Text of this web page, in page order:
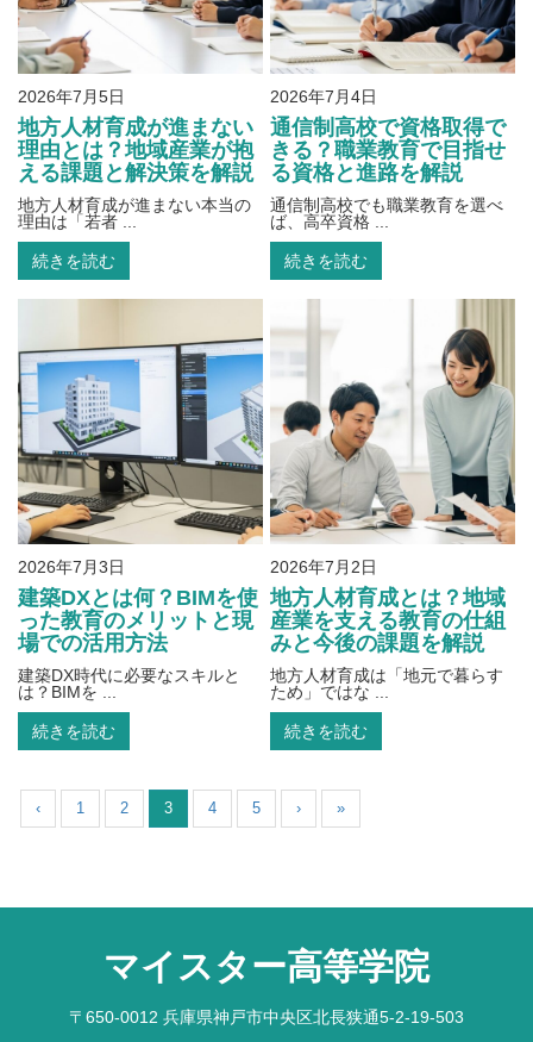
2026年7月5日
地方人材育成が進まない
理由とは？地域産業が抱
える課題と解決策を解説
地方人材育成が進まない本当の
理由は「若者 ...
続きを読む
2026年7月4日
通信制高校で資格取得で
きる？職業教育で目指せ
る資格と進路を解説
通信制高校でも職業教育を選べ
ば、高卒資格 ...
続きを読む
2026年7月3日
建築DXとは何？BIMを使
った教育のメリットと現
場での活用方法
建築DX時代に必要なスキルと
は？BIMを ...
続きを読む
2026年7月2日
地方人材育成とは？地域
産業を支える教育の仕組
みと今後の課題を解説
地方人材育成は「地元で暮らす
ため」ではな ...
続きを読む
‹ 1 2 3 4 5 › »
マイスター高等学院
〒650-0012 兵庫県神戸市中央区北長狭通5-2-19-503